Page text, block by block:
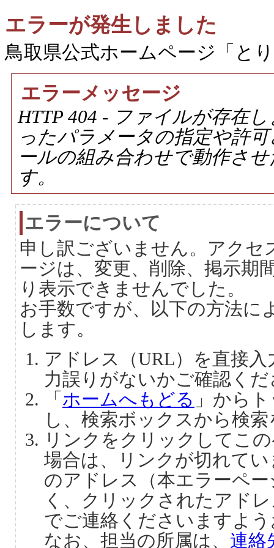
エラーが発生しました
鳥取県公式ホームページ「と
エラーメッセージ
HTTP 404 - ファイルが存在
ったパラメータの指定や許
ールの組み合わせで動作さ
す。
エラーについて
申し訳ございません。アクセ
ージは、変更、削除、掲示期
り表示できませんでした。
お手数ですが、以下の方法に
します。
アドレス（URL）を直接
力誤りがないかご確認く
「 ホームへもどる 」から
し、検索ボックスから検
リンクをクリックしてこ
場合は、リンクが切れて
のアドレス（本エラーペ
く、クリックされたアド
でご連絡くださいますよ
なお、担当の所属は、 連絡